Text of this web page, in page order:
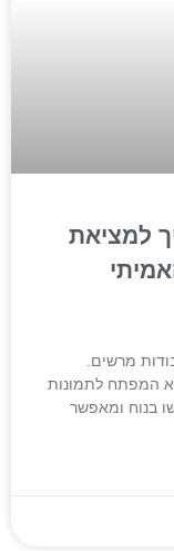
למציאת
מרשים.
המפתח לתמונות
בנוח ומאפשר